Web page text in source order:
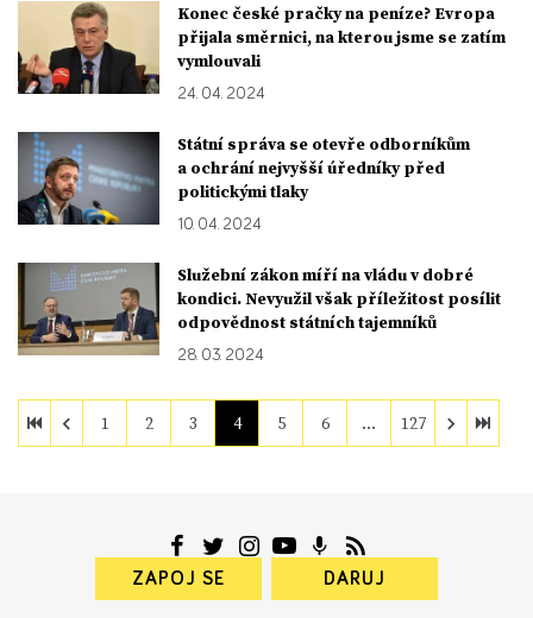
Konec české pračky na peníze? Evropa
přijala směrnici, na kterou jsme se zatím
vymlouvali
24. 04. 2024
Státní správa se otevře odborníkům
a ochrání nejvyšší úředníky před
politickými tlaky
10. 04. 2024
Služební zákon míří na vládu v dobré
kondici. Nevyužil však příležitost posílit
odpovědnost státních tajemníků
28. 03. 2024
1 2 3 4 5 6 … 127
ZAPOJ SE DARUJ